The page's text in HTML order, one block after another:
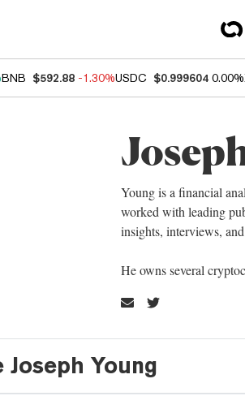
BNB $592.88 -1.30%USDC $0.999604 0.00%
Young is a financial
worked with leading
insights, interviews,
He owns several
Young